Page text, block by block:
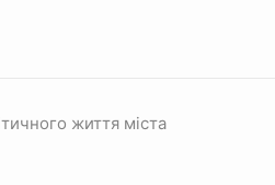
життя міста